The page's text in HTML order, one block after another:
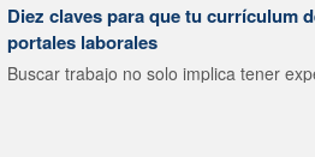
Diez claves para que tu currículum
portales laborales
Buscar trabajo no solo implica tener